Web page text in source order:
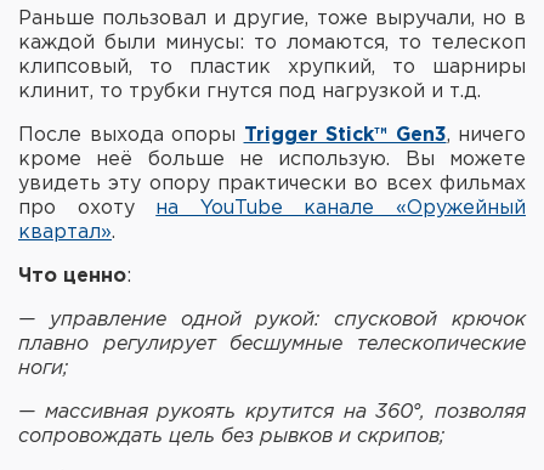
Холодная пристрелка оружия
Оружейные шкафы и сейфы
Чехлы и кейсы
Релоадинг
Сигнальные средства
Дартс
Комплекты
Раньше пользовал и другие, тоже выручали, но в
каждой были минусы: то ломаются, то телескоп
клипсовый, то пластик хрупкий, то шарниры
клинит, то трубки гнутся под нагрузкой и т.д.
После выхода опоры Trigger Stick™ Gen3, ничего
кроме неё больше не использую. Вы можете
увидеть эту опору практически во всех фильмах
про охоту на YouTube канале «Оружейный
квартал».
Что ценно:
— управление одной рукой: спусковой крючок
плавно регулирует бесшумные телескопические
ноги;
— массивная рукоять крутится на 360°, позволяя
сопровождать цель без рывков и скрипов;